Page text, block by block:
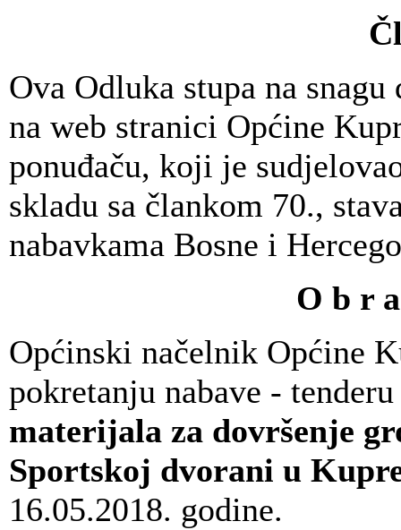
Ova Odluka stupa na
na web stranici Općine
ponuđaču, koji je
skladu sa člankom 70.,
nabavkama Bosne i
O b r
Općinski načelnik Općine
pokretanju nabave -
materijala za dovršenje
Sportskoj dvorani u
16.05.2018. godine.